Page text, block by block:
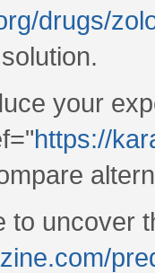
drugs/
your
https://
to uncover